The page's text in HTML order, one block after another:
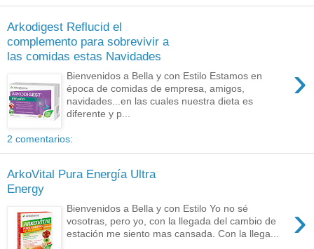
Arkodigest Reflucid el
complemento para sobrevivir a
las comidas estas Navidades
›
Bienvenidos a Bella y con Estilo Estamos en
época de comidas de empresa, amigos,
navidades...en las cuales nuestra dieta es
diferente y p...
2 comentarios:
ArkoVital Pura Energía Ultra
Energy
›
Bienvenidos a Bella y con Estilo Yo no sé
vosotras, pero yo, con la llegada del cambio de
estación me siento mas cansada. Con la llega...